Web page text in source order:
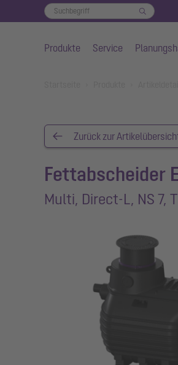
Produkte Service
Zurück zur
Fettabscheider
Multi, Direct-L, NS 7,